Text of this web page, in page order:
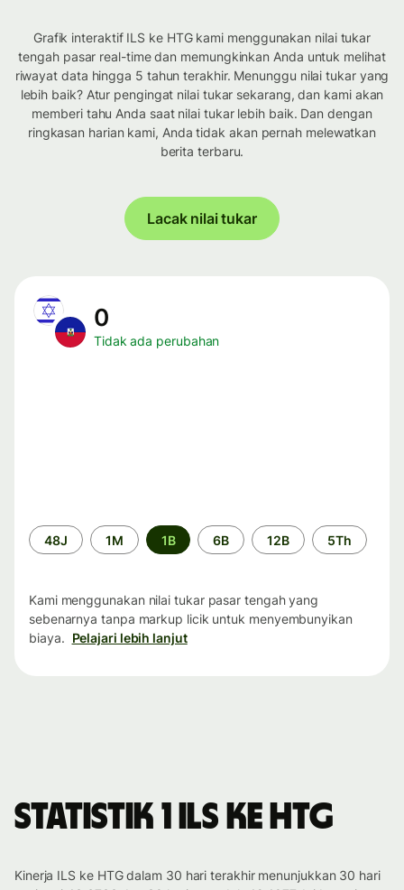
Grafik interaktif ILS ke HTG kami menggunakan nilai tukar
tengah pasar real-time dan memungkinkan Anda untuk melihat
riwayat data hingga 5 tahun terakhir. Menunggu nilai tukar yang
lebih baik? Atur pengingat nilai tukar sekarang, dan kami akan
memberi tahu Anda saat nilai tukar lebih baik. Dan dengan
ringkasan harian kami, Anda tidak akan pernah melewatkan
berita terbaru.
Lacak nilai tukar
0
Tidak ada perubahan
Periode
waktu
48J 1M 1B 6B 12B 5Th
Kami menggunakan nilai tukar pasar tengah yang
sebenarnya tanpa markup licik untuk menyembunyikan
biaya. Pelajari lebih lanjut
Statistik 1 ILS ke HTG
Kinerja ILS ke HTG dalam 30 hari terakhir menunjukkan 30 hari